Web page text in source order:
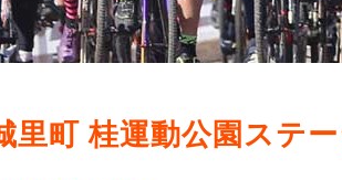
里町 桂運動公園ステ